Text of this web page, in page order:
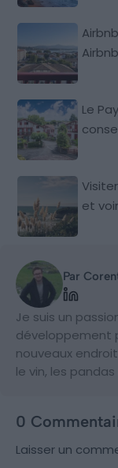
Le
et voir
Par
Je suis un
développement
nouveaux
le vin, les
0
Laisser un